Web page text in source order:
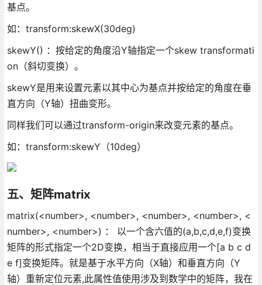
基点。
如：transform:skewX(30deg)
skewY() ：按给定的角度沿Y轴指定一个skew transformati
on（斜切变换）。
skewY是用来设置元素以其中心为基点并按给定的角度在垂
直方向（Y轴）扭曲变形。
同样我们可以通过transform-origin来改变元素的基点。
如：transform:skewY（10deg）
五、矩阵matrix
matrix(<number>, <number>, <number>, <number>, <
number>, <number>) ： 以一个含六值的(a,b,c,d,e,f)变换
矩阵的形式指定一个2D变换，相当于直接应用一个[a b c d
e f]变换矩阵。就是基于水平方向（X轴）和垂直方向（Y
轴）重新定位元素,此属性值使用涉及到数学中的矩阵，我在